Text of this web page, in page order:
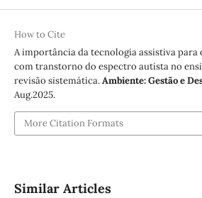
How to Cite
A importância da tecnologia assistiva para
com transtorno do espectro autista no
revisão sistemática.Ambiente: Gestão e
Aug.2025.
More Citation Formats
Similar Articles